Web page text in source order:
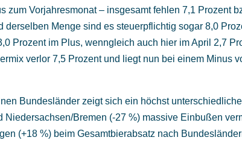
zum Vorjahresmonat – insgesamt fehlen 7,1 Prozent
derselben Menge sind es steuerpflichtig sogar 8,0
Prozent im Plus, wenngleich auch hier im April 2,7
verlor 7,5 Prozent und liegt nun bei einem Minus
Bundesländer zeigt sich ein höchst
Niedersachsen/Bremen (-27 %) massive Einbußen
(+18 %) beim Gesamtbierabsatz nach